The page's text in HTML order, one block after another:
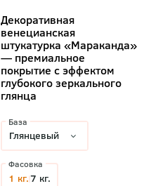
Декоративная
венецианская
штукатурка «Мараканда»
— премиальное
покрытие с эффектом
глубокого зеркального
глянца
База
Фасовка
1 кг.7 кг.